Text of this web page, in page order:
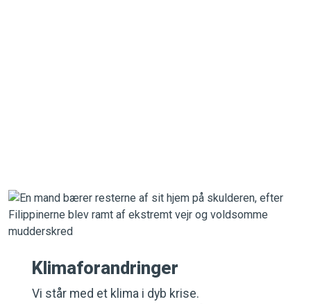
Klimaforandringer
Vi står med et klima i dyb krise.